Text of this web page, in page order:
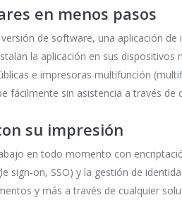
en menos pasos
de software, una aplicación
la aplicación en sus
e impresoras multifunción
fácilmente sin asistencia a través
su impresión
en todo momento con
sign-on, SSO) y la gestión de
y más a través de cualquier